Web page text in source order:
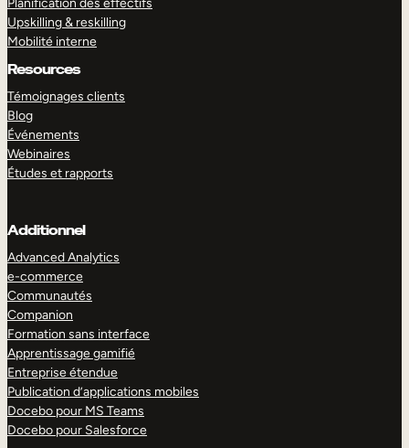
Planification des effectifs
Upskilling & reskilling
Mobilité interne
Resources
Témoignages clients
Blog
Événements
Webinaires
Études et rapports
Additionnel
Advanced Analytics
e-commerce
Communautés
Companion
Formation sans interface
Apprentissage gamifié
Entreprise étendue
Publication d’applications mobiles
Docebo pour MS Teams
Docebo pour Salesforce